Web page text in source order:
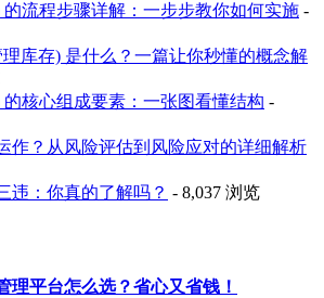
的流程步骤详解：一步步教你如何实施 -
库存) 是什么？一篇让你秒懂的概念解
的核心组成要素：一张图看懂结构 -
作？从风险评估到风险应对的详细解析
违：你真的了解吗？ - 8,037 浏览
理平台怎么选？省心又省钱！